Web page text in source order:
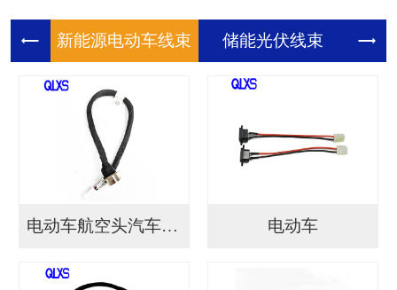
新能源电 储能光伏
电动车航空头汽车连接... 电动车